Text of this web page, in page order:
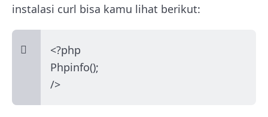
instalasi curl bisa kamu lihat berikut:
<?php
Phpinfo();
/>